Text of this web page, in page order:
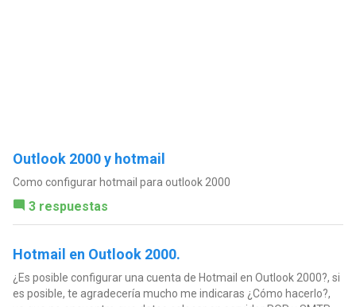
Outlook 2000 y hotmail
Como configurar hotmail para outlook 2000
3 respuestas
Hotmail en Outlook 2000.
¿Es posible configurar una cuenta de Hotmail en Outlook 2000?, si
es posible, te agradecería mucho me indicaras ¿Cómo hacerlo?,